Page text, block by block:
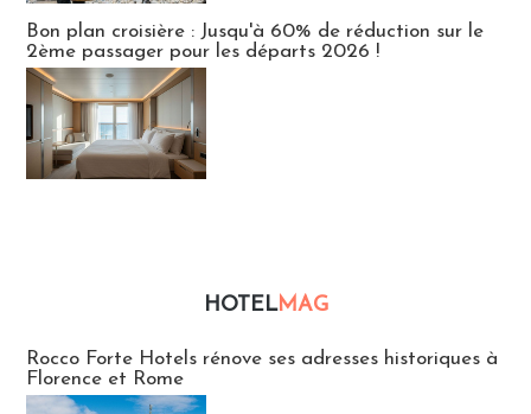
Bon plan croisière : Jusqu'à 60% de réduction sur le
2ème passager pour les départs 2026 !
HOTELMAG
Rocco Forte Hotels rénove ses adresses historiques à
Florence et Rome